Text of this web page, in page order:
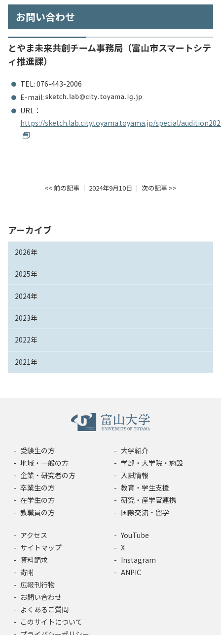
アーカイブ
2026年
2025年
2024年
2023年
2022年
2021年
お問い合わせ
とやま未来共創チーム事務局（富⼭市スマートシテ
ィ推進課）
TEL: 076-443-2006
E-mail:
URL：
https://sketch.lab.city.toyama.toyama.jp/special/
<< 前の記事 │ 2024年9月10日 │ 次の記事 >>
受験生の方
地域・一般の方
企業・研究者の方
卒業生の方
在学生の方
教職員の方
大学紹介
学部・大学院・施設
入試情報
教育・学生支援
研究・産学官連携
国際交流・留学
アクセス
サイトマップ
資料請求
寄附
広報刊行物
お問い合わせ
よくあるご質問
このサイトについて
YouTube
X
Instagram
ANPIC